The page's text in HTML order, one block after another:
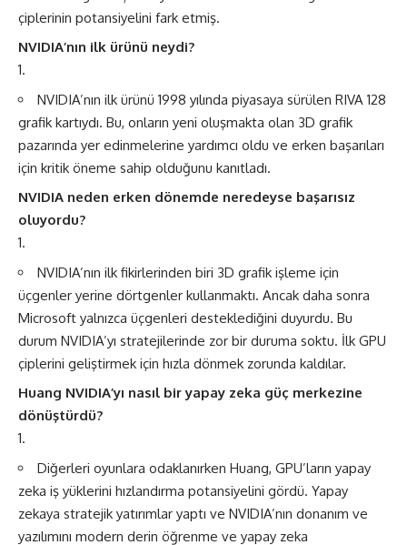
çiplerinin potansiyelini fark etmiş.
NVIDIA’nın ilk ürünü neydi?
NVIDIA’nın ilk ürünü 1998 yılında piyasaya sürülen RIVA 128
grafik kartıydı. Bu, onların yeni oluşmakta olan 3D grafik
pazarında yer edinmelerine yardımcı oldu ve erken başarıları
için kritik öneme sahip olduğunu kanıtladı.
NVIDIA neden erken dönemde neredeyse başarısız
oluyordu?
NVIDIA’nın ilk fikirlerinden biri 3D grafik işleme için
üçgenler yerine dörtgenler kullanmaktı. Ancak daha sonra
Microsoft yalnızca üçgenleri desteklediğini duyurdu. Bu
durum NVIDIA’yı stratejilerinde zor bir duruma soktu. İlk GPU
çiplerini geliştirmek için hızla dönmek zorunda kaldılar.
Huang NVIDIA’yı nasıl bir yapay zeka güç merkezine
dönüştürdü?
Diğerleri oyunlara odaklanırken Huang, GPU’ların yapay
zeka iş yüklerini hızlandırma potansiyelini gördü. Yapay
zekaya stratejik yatırımlar yaptı ve NVIDIA’nın donanım ve
yazılımını modern derin öğrenme ve yapay zeka